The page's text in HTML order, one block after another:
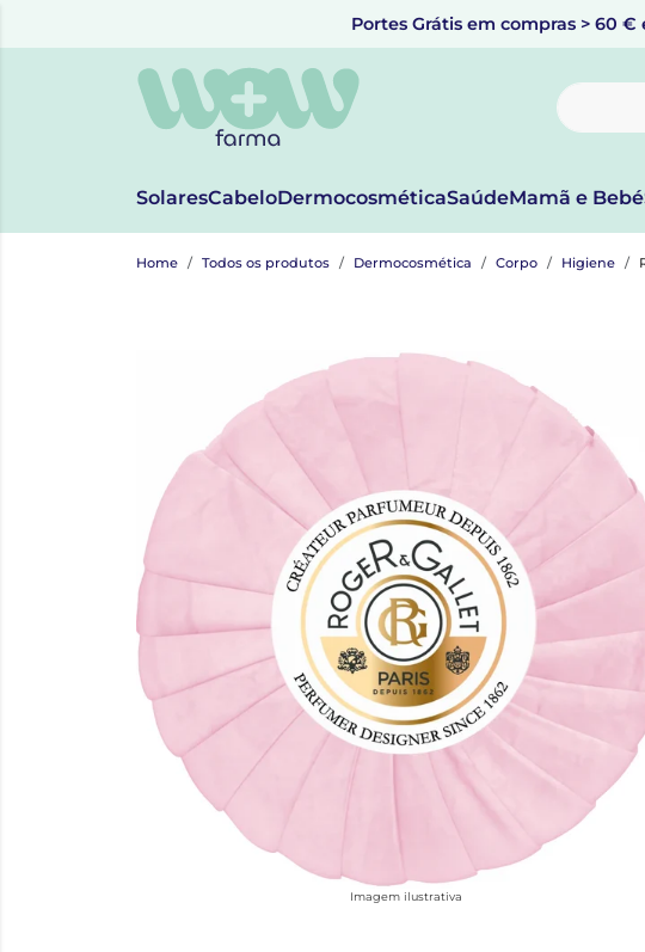
Portes Grátis em compras > 60
SolaresCabeloDermocosméticaSaúdeMamã e Bebé
Home Todos os produtos Dermocosmética Corpo Higiene
Imagem ilustrativa